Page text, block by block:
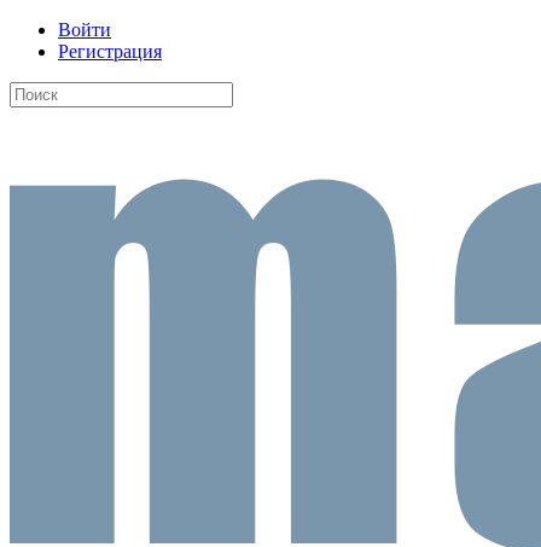
Войти
Регистрация